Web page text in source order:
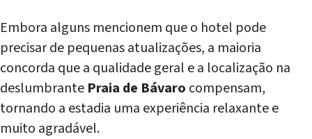
Embora alguns mencionem que o hotel pode
precisar de pequenas atualizações, a maioria
concorda que a qualidade geral e a localização na
deslumbrante Praia de Bávaro compensam,
tornando a estadia uma experiência relaxante e
muito agradável.